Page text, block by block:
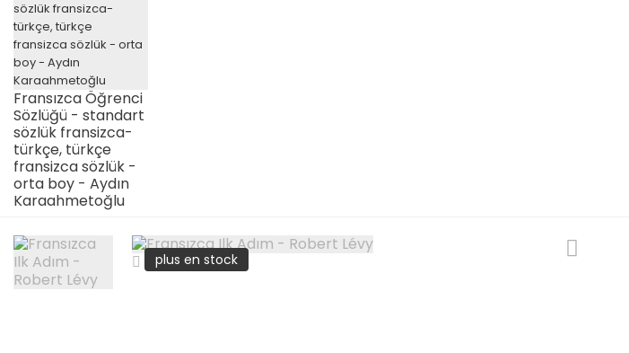
Fransızca Öğrenci
Sözlüğü - standart
sözlük fransizca-
türkçe, türkçe
fransizca sözlük -
orta boy - Aydın
Karaahmetoğlu
plus en stock